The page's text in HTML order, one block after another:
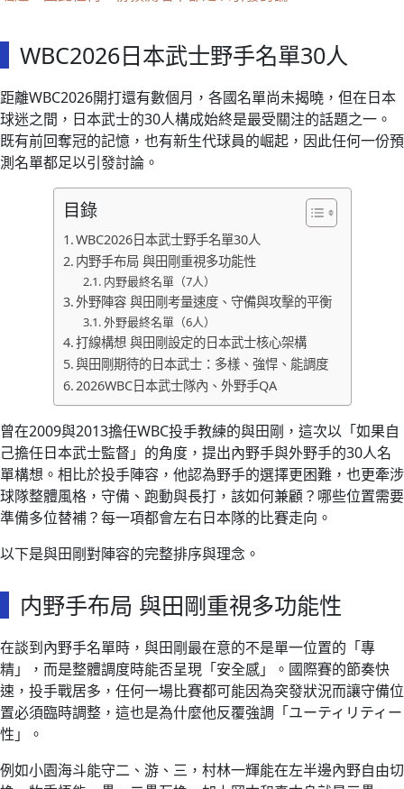
WBC2026日本武士野手名單30人
距離WBC2026開打還有數個月，各國名單尚未揭曉，但在日本
球迷之間，日本武士的30人構成始終是最受關注的話題之一。
既有前回奪冠的記憶，也有新生代球員的崛起，因此任何一份預
測名單都足以引發討論。
目錄
WBC2026日本武士野手名單30人
内野手布局 與田剛重視多功能性
内野最終名單（7人）
外野陣容 與田剛考量速度、守備與攻擊的平衡
外野最終名單（6人）
打線構想 與田剛設定的日本武士核心架構
與田剛期待的日本武士：多樣、強悍、能調度
2026WBC日本武士隊內、外野手QA
曾在2009與2013擔任WBC投手教練的與田剛，這次以「如果自
己擔任日本武士監督」的角度，提出內野手與外野手的30人名
單構想。相比於投手陣容，他認為野手的選擇更困難，也更牽涉
球隊整體風格，守備、跑動與長打，該如何兼顧？哪些位置需要
準備多位替補？每一項都會左右日本隊的比賽走向。
以下是與田剛對陣容的完整排序與理念。
内野手布局 與田剛重視多功能性
在談到內野手名單時，與田剛最在意的不是單一位置的「專
精」，而是整體調度時能否呈現「安全感」。國際賽的節奏快
速，投手戰居多，任何一場比賽都可能因為突發狀況而讓守備位
置必須臨時調整，這也是為什麼他反覆強調「ユーティリティー
性」。
例如小園海斗能守二、游、三，村林一輝能在左半邊內野自由切